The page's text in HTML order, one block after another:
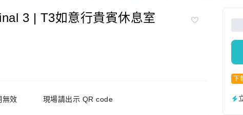
3 | T3如意行貴賓休息室
無效 現場請出示 QR code